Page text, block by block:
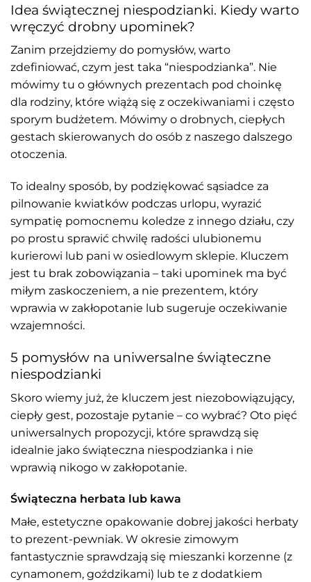
Idea świątecznej niespodzianki. Kiedy warto
wręczyć drobny upominek?
Zanim przejdziemy do pomysłów, warto
zdefiniować, czym jest taka “niespodzianka”. Nie
mówimy tu o głównych prezentach pod choinkę
dla rodziny, które wiążą się z oczekiwaniami i często
sporym budżetem. Mówimy o drobnych, ciepłych
gestach skierowanych do osób z naszego dalszego
otoczenia.
To idealny sposób, by podziękować sąsiadce za
pilnowanie kwiatków podczas urlopu, wyrazić
sympatię pomocnemu koledze z innego działu, czy
po prostu sprawić chwilę radości ulubionemu
kurierowi lub pani w osiedlowym sklepie. Kluczem
jest tu brak zobowiązania – taki upominek ma być
miłym zaskoczeniem, a nie prezentem, który
wprawia w zakłopotanie lub sugeruje oczekiwanie
wzajemności.
5 pomysłów na uniwersalne świąteczne
niespodzianki
Skoro wiemy już, że kluczem jest niezobowiązujący,
ciepły gest, pozostaje pytanie – co wybrać? Oto pięć
uniwersalnych propozycji, które sprawdzą się
idealnie jako świąteczna niespodzianka i nie
wprawią nikogo w zakłopotanie.
Świąteczna herbata lub kawa
Małe, estetyczne opakowanie dobrej jakości herbaty
to prezent-pewniak. W okresie zimowym
fantastycznie sprawdzają się mieszanki korzenne (z
cynamonem, goździkami) lub te z dodatkiem